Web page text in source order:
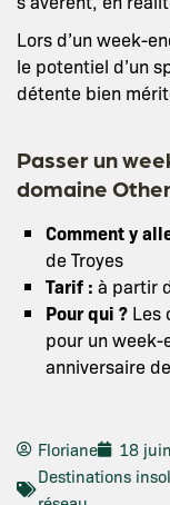
Lors d’un week-
le potentiel d’un
détente bien
Passer un
domaine
Comment y
de Troyes
Tarif : à partir
Pour qui ? Les
pour un
anniversaire
Floriane
18
Destinations